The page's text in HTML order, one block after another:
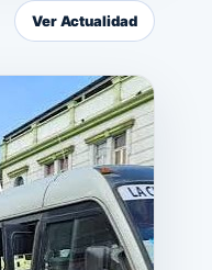
Ver Actualidad